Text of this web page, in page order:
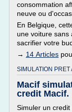
consommation
neuve ou
En Belgique,
une voiture sans
sacrifier votre
→ 14 Articles
SIMULATION PRET
Macif
credit Macif.
Simuler un credit